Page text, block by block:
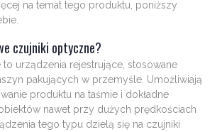
na temat tego produktu, poniższy
czujniki optyczne?
urządzenia rejestrujące, stosowane
pakujących w przemyśle. Umożliwiają
produktu na taśmie i dokładne
nawet przy dużych prędkościach
tego typu dzielą się na czujniki